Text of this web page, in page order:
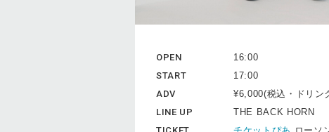
OPEN
16:00
START
17:00
ADV
¥6,000(税込・ドリン
LINE UP
THE BACK HORN